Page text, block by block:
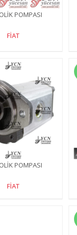
DetayPOMPASI
FİAT
POMPASI
FİAT